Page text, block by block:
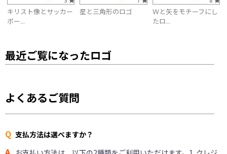
キリスト像とサッカー
ボー...
星と三角形のロゴ
Ｗと矢をモチーフにし
たロ...
最近ご覧になったロゴ
よくあるご質問
Q 支払方法は選べますか？